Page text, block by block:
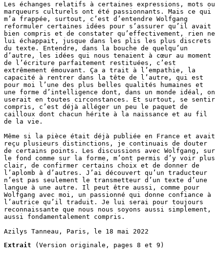
Les échanges relatifs à certaines expressions, mots ou
marqueurs culturels ont été passionnants. Mais ce qui
m’a frappée, surtout, c’est d’entendre Wolfgang
reformuler certaines idées pour s’assurer qu’il avait
bien compris et de constater qu’effectivement, rien ne
lui échappait, jusque dans les plis les plus discrets
du texte. Entendre, dans la bouche de quelqu’un
d’autre, les idées qui nous tenaient à cœur au moment
de l’écriture parfaitement restituées, c’est
extrêmement émouvant. Ça a trait à l’empathie, la
capacité à rentrer dans la tête de l’autre, qui est
pour moi l’une des plus belles qualités humaines et
une forme d’intelligence dont, dans un monde idéal, on
userait en toutes circonstances. Et surtout, se sentir
compris, c’est déjà alléger un peu le paquet de
cailloux dont chacun hérite à la naissance et au fil
de la vie.
Même si la pièce était déjà publiée en France et avait
reçu plusieurs distinctions, je continuais de douter
de certains points. Les discussions avec Wolfgang, sur
le fond comme sur la forme, m’ont permis d’y voir plus
clair, de confirmer certains choix et de donner de
l’aplomb à d’autres. J’ai découvert qu’un traducteur
n’est pas seulement le transmetteur d’un texte d’une
langue à une autre. Il peut être aussi, comme pour
Wolfgang avec moi, un passionné qui donne confiance à
l’autrice qu’il traduit. Je lui serai pour toujours
reconnaissante que nous nous soyons aussi simplement,
aussi fondamentalement compris.
Azilys Tanneau, Paris, le 18 mai 2022
Extrait (Version originale, pages 8 et 9)